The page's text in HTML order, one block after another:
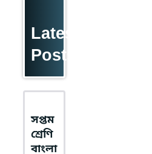
Latest
Posts
সপ্তম
শ্রেণি
বাংলা